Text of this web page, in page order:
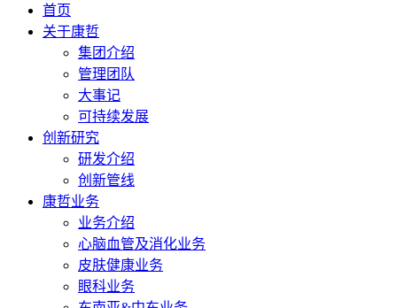
首页
关于康哲
集团介绍
管理团队
大事记
可持续发展
创新研究
研发介绍
创新管线
康哲业务
业务介绍
心脑血管及消化业务
皮肤健康业务
眼科业务